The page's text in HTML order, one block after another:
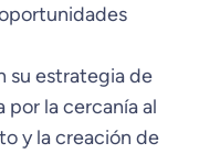
su estrategia de
por la cercanía al
y la creación de